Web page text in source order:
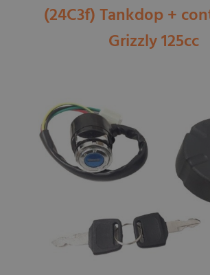
(24C3f) Tankdop +
Grizzly 125cc